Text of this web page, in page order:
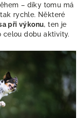
– díky tomu má
rychle. Některé
při výkonu, ten je
celou dobu aktivity.